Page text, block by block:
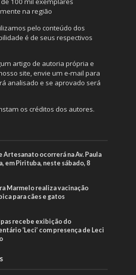
na região
pelo conteúdo dos
é de seus respectivos
artigo de autoria própria e
site, envie um e-mail para
analisado e se aprovado será
os créditos dos autores.
Artesanato ocorrerá na Av. Paula
em Pirituba, neste sábado, 8
Marmelo realiza vacinação
para cães e gatos
recebe exibição do
‘Leci’ com presença de Leci